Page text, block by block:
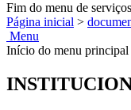
Fim do menu de serviços
Página inicial >
Menu
Início do menu principal